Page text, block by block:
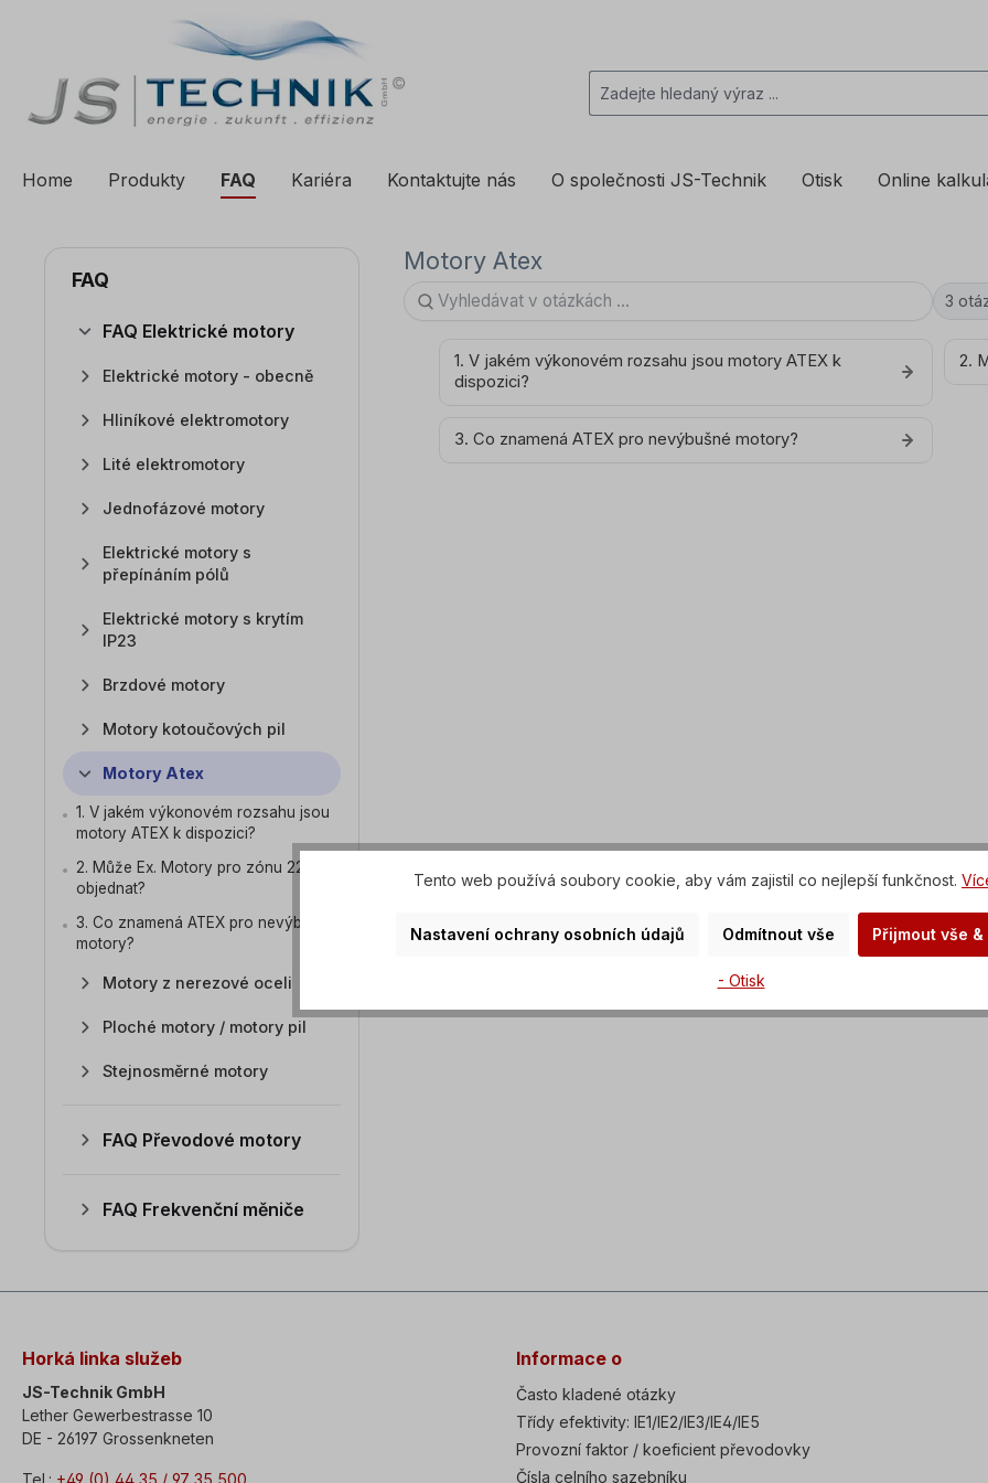
Přeskočit na hlavní navigaci
Home Produkty FAQ Kariéra Kontaktujte nás O společnosti JS-Technik Otisk Online
FAQ
FAQ Elektrické motory
Elektrické motory - obecně
Hliníkové elektromotory
Lité elektromotory
Jednofázové motory
Elektrické motory s
přepínáním pólů
Elektrické motory s krytím
IP23
Brzdové motory
Motory kotoučových pil
Motory Atex
1. V jakém výkonovém rozsahu jsou
motory ATEX k dispozici?
2. Může Ex. Motory pro zónu 22
objednat?
3. Co znamená ATEX pro nevýbušné
motory?
Motory z nerezové oceli
Ploché motory / motory pil
Stejnosměrné motory
FAQ Převodové motory
FAQ Frekvenční měniče
Motory Atex
3
1. V jakém výkonovém rozsahu jsou motory ATEX k
dispozici?
2.
3. Co znamená ATEX pro nevýbušné motory?
Horká linka služeb
JS-Technik GmbH
Lether Gewerbestrasse 10
DE - 26197 Grossenkneten
Tel.: +49 (0) 44 35 / 97 35 500
Informace o
Často kladené otázky
Třídy efektivity: IE1/IE2/IE3/IE4/IE5
Provozní faktor / koeficient převodovky
Čísla celního sazebníku
Tento web používá soubory cookie, aby vám zajistil co nejlepší funkčnost.
Nastavení ochrany osobních údajů Odmítnout vše Přijmout vše
- Otisk